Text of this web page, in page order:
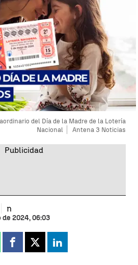
del Día de la Madre de la Lotería
Nacional
Antena 3 Noticias
n
2024, 06:03
Facebook
X Linkedin